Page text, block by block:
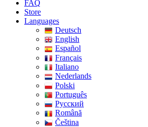
FAQ
Store
Languages
Deutsch
English
Español
Français
Italiano
Nederlands
Polski
Português
Pусский
Română
Čeština